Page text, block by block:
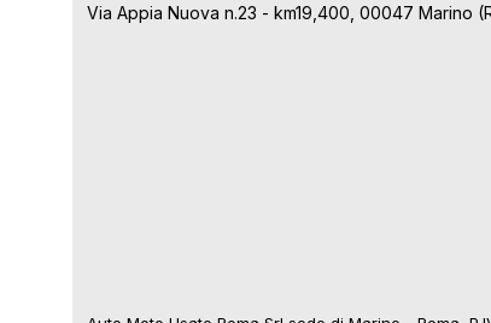
Via Appia Nuova n.23 - km19,400, 00047 Marino